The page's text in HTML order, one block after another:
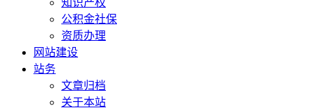
知识产权
公积金社保
资质办理
网站建设
站务
文章归档
关于本站